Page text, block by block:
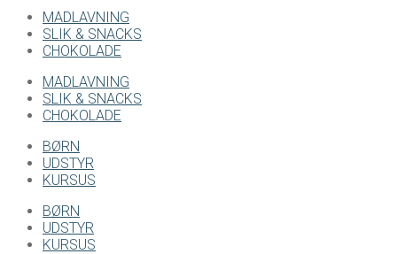
MADLAVNING
SLIK & SNACKS
CHOKOLADE
MADLAVNING
SLIK & SNACKS
CHOKOLADE
BØRN
UDSTYR
KURSUS
BØRN
UDSTYR
KURSUS